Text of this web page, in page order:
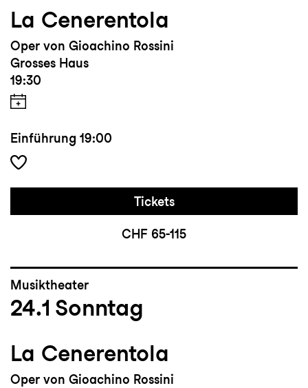
La Cenerentola
Oper von Gioachino Rossini
Grosses Haus
19:30
Einführung 19:00
Tickets
CHF 65-115
Musiktheater
24.1 Sonntag
La Cenerentola
Oper von Gioachino Rossini